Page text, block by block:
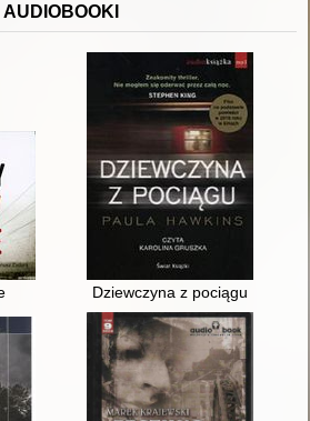
AUDIOBOOKI
Dziewczyna z pociągu